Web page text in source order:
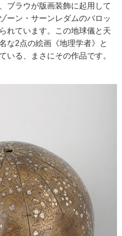
ブラウが版画装飾に起用して
ーン・サーンレダムのバロッ
れています。この地球儀と天
な2点の絵画《地理学者》と
いる、まさにその作品です。